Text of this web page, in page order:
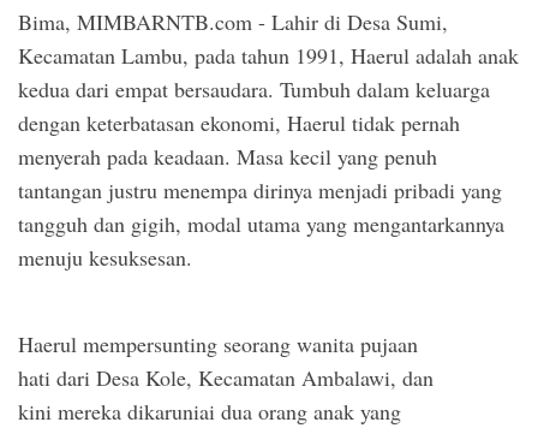
Bima, MIMBARNTB.com - Lahir di Desa Sumi,
Kecamatan Lambu, pada tahun 1991, Haerul adalah anak
kedua dari empat bersaudara. Tumbuh dalam keluarga
dengan keterbatasan ekonomi, Haerul tidak pernah
menyerah pada keadaan. Masa kecil yang penuh
tantangan justru menempa dirinya menjadi pribadi yang
tangguh dan gigih, modal utama yang mengantarkannya
menuju kesuksesan.
Haerul mempersunting seorang wanita pujaan
hati dari Desa Kole, Kecamatan Ambalawi, dan
kini mereka dikaruniai dua orang anak yang